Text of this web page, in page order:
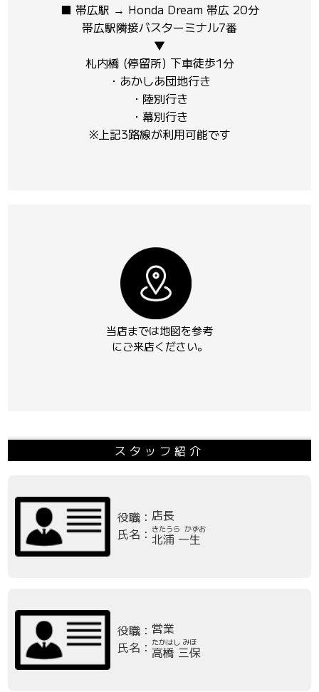
■ 帯広駅 → Honda Dream 帯広 20分
帯広駅隣接バスターミナル7番
▼
札内橋 (停留所) 下車徒歩1分
・あかしあ団地行き
・陸別行き
・幕別行き
※上記3路線が利用可能です
当店までは地図を参考
にご来店ください。
スタッフ紹介
役職：店長
氏名： きたうら かずお
北浦 一生
役職： 営業
氏名： たかはし みほ
高橋 三保